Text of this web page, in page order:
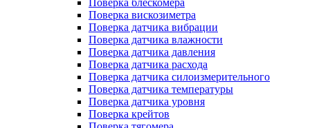
Поверка блескомера
Поверка вискозиметра
Поверка датчика вибрации
Поверка датчика влажности
Поверка датчика давления
Поверка датчика расхода
Поверка датчика силоизмерительного
Поверка датчика температуры
Поверка датчика уровня
Поверка крейтов